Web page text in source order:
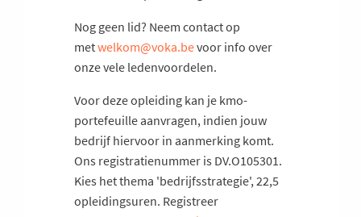
Nog geen lid? Neem contact op
metwelkom@voka.bevoor info over
onze vele ledenvoordelen.
Voor deze opleiding kan je kmo-
portefeuille aanvragen, indien jouw
bedrijf hiervoor in aanmerking komt.
Ons registratienummer is DV.O105301.
Kies het thema 'bedrijfsstrategie', 22,5
opleidingsuren. Registreer